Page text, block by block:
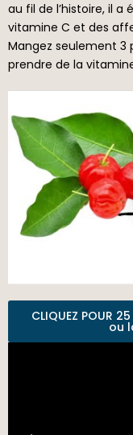
au fil de l’histoire, il
vitamine C et des
Mangez seulement 3
prendre de la
CLIQUEZ POUR
ou